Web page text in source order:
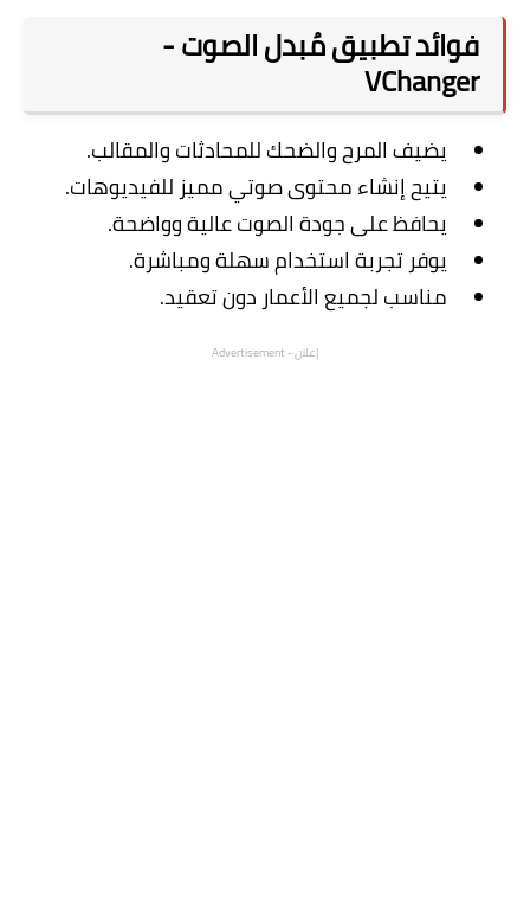
فوائد تطبيق مُبدل الصوت -
VChanger
يضيف المرح والضحك للمحادثات والمقالب.
يتيح إنشاء محتوى صوتي مميز للفيديوهات.
يحافظ على جودة الصوت عالية وواضحة.
يوفر تجربة استخدام سهلة ومباشرة.
مناسب لجميع الأعمار دون تعقيد.
إعلان - Advertisement